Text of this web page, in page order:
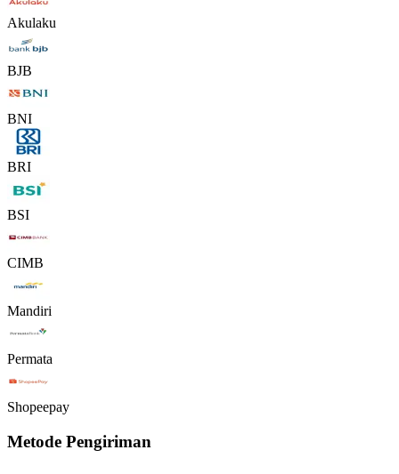
Akulaku
BJB
BNI
BRI
BSI
CIMB
Mandiri
Permata
Shopeepay
Metode Pengiriman